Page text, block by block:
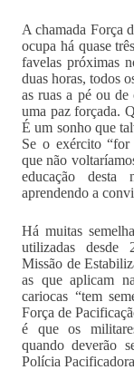
A chamada Força
ocupa há quase
favelas próximas
duas horas, todos
as ruas a pé ou de
uma paz forçada.
É um sonho que
Se o exército “for
que não
educação desta
aprendendo a
Há muitas
utilizadas desde
Missão de
as que aplicam
cariocas “tem
Força de
é que os
quando deverão
Polícia